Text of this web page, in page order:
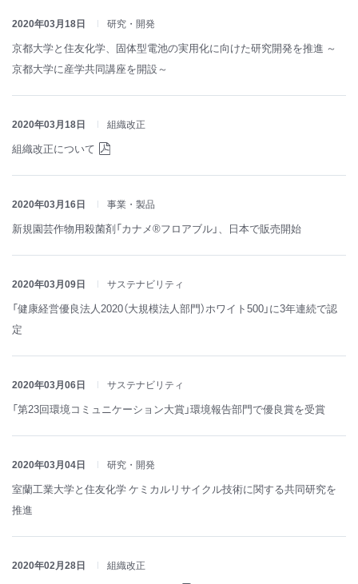
2020年03月18日 研究・開発
京都大学と住友化学、固体型電池の実用化に向けた研究開発を推進 ～
京都大学に産学共同講座を開設～
2020年03月18日 組織改正
組織改正について
2020年03月16日 事業・製品
新規園芸作物用殺菌剤「カナメ®フロアブル」、日本で販売開始
2020年03月09日 サステナビリティ
「健康経営優良法人2020（大規模法人部門）ホワイト500」に3年連続で認
定
2020年03月06日 サステナビリティ
「第23回環境コミュニケーション大賞」環境報告部門で優良賞を受賞
2020年03月04日 研究・開発
室蘭工業大学と住友化学 ケミカルリサイクル技術に関する共同研究を
推進
2020年02月28日 組織改正